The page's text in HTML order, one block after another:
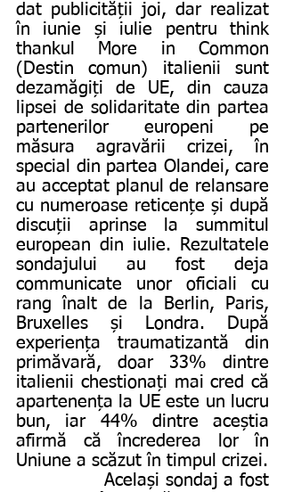
dat publicității joi, dar realizat
în iunie și iulie pentru think
thankul More in Common
(Destin comun) italienii sunt
dezamăgiți de UE, din cauza
lipsei de solidaritate din partea
partenerilor europeni pe
măsura agravării crizei, în
special din partea Olandei, care
au acceptat planul de relansare
cu numeroase reticențe și după
discuții aprinse la summitul
european din iulie. Rezultatele
sondajului au fost deja
communicate unor oficiali cu
rang înalt de la Berlin, Paris,
Bruxelles și Londra. După
experiența traumatizantă din
primăvară, doar 33% dintre
italienii chestionați mai cred că
apartenența la UE este un lucru
bun, iar 44% dintre aceștia
afirmă că încrederea lor în
Uniune a scăzut în timpul crizei.
               Același sondaj a fost